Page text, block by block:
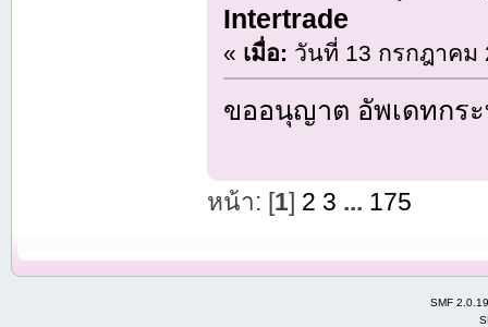
Intertrade
« เมื่อ: วันที่ 13 กรกฎาคม
ขออนุญาต อัพเดทกร
หน้า: [1] 2 3 ... 175
SMF 2.0.19